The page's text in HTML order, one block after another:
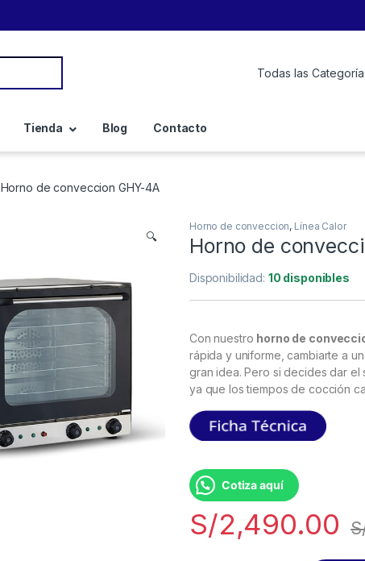
Tienda Blog Contacto
Horno de conveccion GHY-4A
🔍
Horno de conveccion, Línea Calor
Horno de
Disponibilidad: 10 disponibles
Con nuestro horno de
rápida y uniforme, cambiarte a un
gran idea. Pero si decides dar el
ya que los tiempos de cocción
Cotiza aquí
S/2,490.00